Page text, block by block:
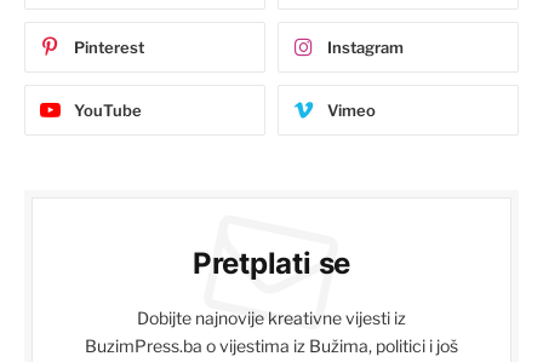
Pinterest Instagram
YouTube Vimeo
Pretplati se
Dobijte najnovije kreativne vijesti iz
BuzimPress.ba o vijestima iz Bužima, politici i još